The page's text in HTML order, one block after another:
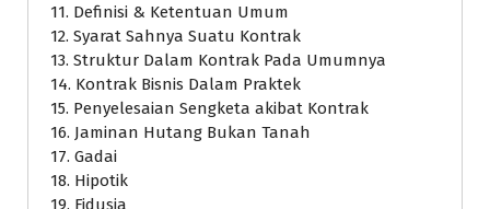
11. Definisi & Ketentuan Umum
12. Syarat Sahnya Suatu Kontrak
13. Struktur Dalam Kontrak Pada Umumnya
14. Kontrak Bisnis Dalam Praktek
15. Penyelesaian Sengketa akibat Kontrak
16. Jaminan Hutang Bukan Tanah
17. Gadai
18. Hipotik
19. Fidusia